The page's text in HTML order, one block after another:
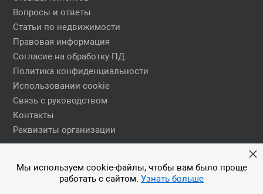
Вопросы и ответы
Статьи по недвижимости
Правовая информация
Согласие на обработку ПД
Политика конфиденциальности
Использовании cookie
Связь с руководством
Контакты
Реквизиты организации
Правовая информация
© 2026 АН ЕГСН
Мы используем cookie-файлы, чтобы вам было проще
работать с сайтом. Узнать больше